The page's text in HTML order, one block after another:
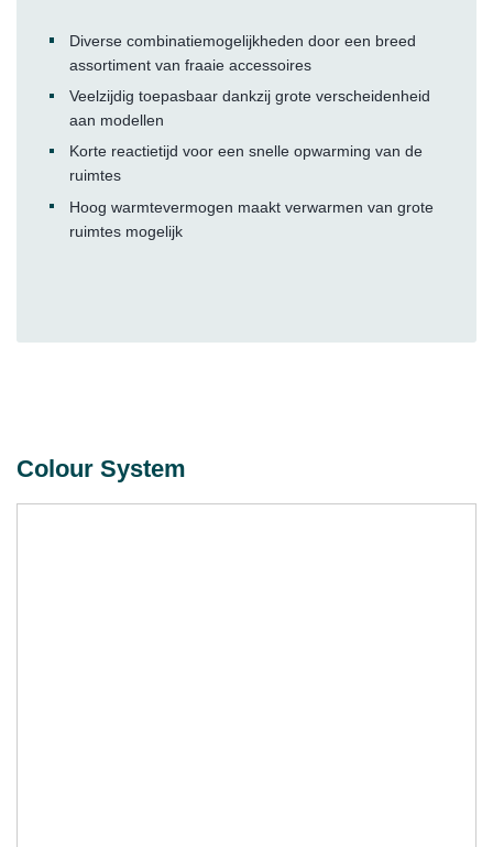
Diverse combinatiemogelijkheden door een breed
assortiment van fraaie accessoires
Veelzijdig toepasbaar dankzij grote verscheidenheid
aan modellen
Korte reactietijd voor een snelle opwarming van de
ruimtes
Hoog warmtevermogen maakt verwarmen van grote
ruimtes mogelijk
Colour System